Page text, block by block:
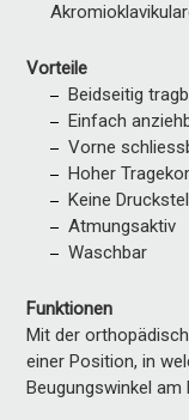
Vorteile
Beidseitig
Einfach
Vorne
Hoher
Keine
Atmungsaktiv
Waschbar
Funktionen
Mit der
einer Position, in
Beugungswinkel